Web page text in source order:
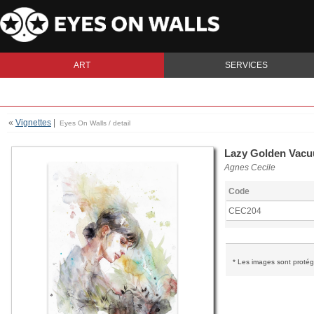
ART SERVICES
« Vignettes Eyes On Walls / detail
Lazy Golden
Agnes Cecile
Code
CEC204
* Les images sont